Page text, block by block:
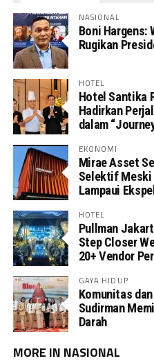
NASIONAL
Boni Hargens:
Rugikan
HOTEL
Hotel Santika
Hadirkan
dalam
EKONOMI
Mirae Asset
Selektif Meski
Lampaui
HOTEL
Pullman
Step Closer
20+ Vendor
GAYA HIDUP
Komunitas
Sudirman
Darah
MORE IN NASIONAL